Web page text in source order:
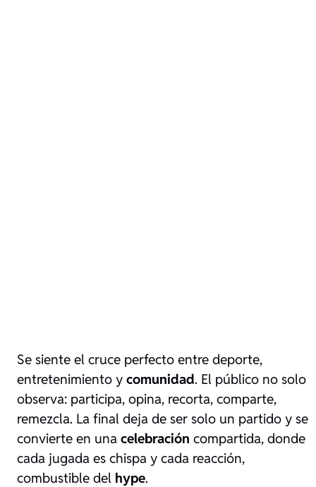
Se siente el cruce perfecto entre deporte,
entretenimiento y comunidad. El público no solo
observa: participa, opina, recorta, comparte,
remezcla. La final deja de ser solo un partido y se
convierte en una celebración compartida, donde
cada jugada es chispa y cada reacción,
combustible del hype.